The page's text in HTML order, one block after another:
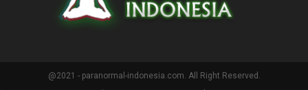
@2021 - paranormal-indonesia.com. All Right Reserved.